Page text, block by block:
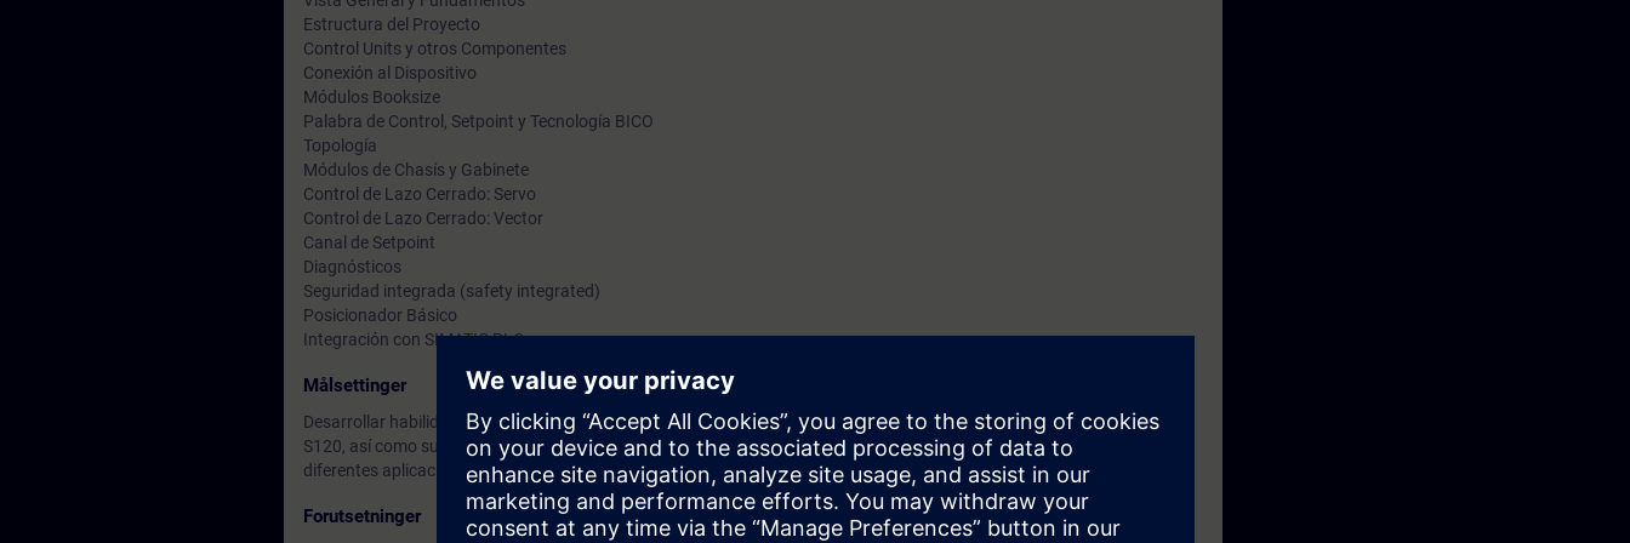
Estructura del Proyecto
Control Units y otros Componentes
Conexión al Dispositivo
Módulos Booksize
Palabra de Control, Setpoint y Tecnología BICO
Topología
Módulos de Chasís y Gabinete
Control de Lazo Cerrado: Servo
Control de Lazo Cerrado: Vector
Canal de Setpoint
Diagnósticos
Seguridad integrada (safety integrated)
Posicionador Básico
Integración con SIMATIC PLC
Målsettinger
Desarrollar habilidades de integración y detección de fallos, conociendo las bases de la construcción de los SINAMICS
S120, así como sus fundamentos de parametrización y control, mediante la puesta en marcha y configuración de
diferentes aplicaciones de control lazo cerrado con variador de frecuencia y motores de CA.
Forutsetninger